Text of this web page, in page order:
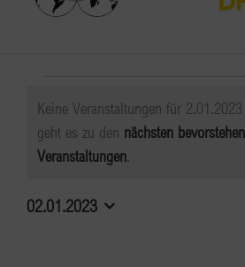
Veranstaltungen
für
Hinweis
Keine Veranstaltungen für
geht es zu den nächsten
Veranstaltungen.
02.01.2023